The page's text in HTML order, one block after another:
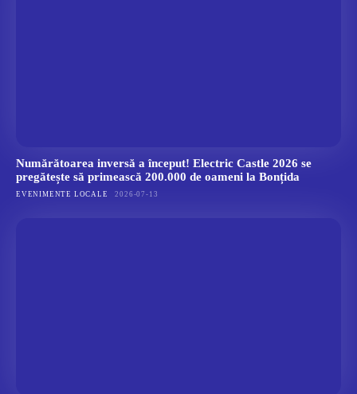
Numărătoarea inversă a început! Electric Castle 2026 se
pregătește să primească 200.000 de oameni la Bonțida
EVENIMENTE LOCALE 2026-07-13